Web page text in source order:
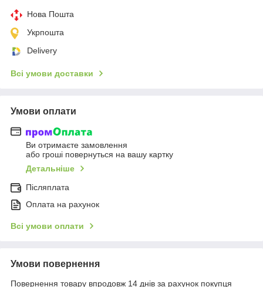
Нова Пошта
Укрпошта
Delivery
Всі умови доставки
Умови оплати
Ви отримаєте замовлення
або гроші повернуться на вашу картку
Детальніше
Післяплата
Оплата на рахунок
Всі умови оплати
Умови повернення
Повернення товару впродовж 14 днів за рахунок покупця